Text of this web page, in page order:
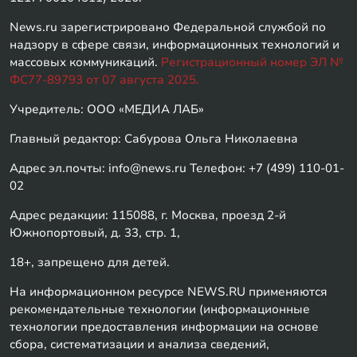
News.ru зарегистрировано Федеральной службой по
надзору в сфере связи, информационных технологий и
массовых коммуникаций. Регистрационный номер ЭЛ №
ФС77-89793 от 07 августа 2025.
Учредитель: ООО «МЕДИА ЛАБ»
Главный редактор: Сабурова Ольга Николаевна
Адрес эл.почты: info@news.ru Телефон: +7 (499) 110-01-
02
Адрес редакции: 115088, г. Москва, проезд 2-й
Южнопортовый, д. 33, стр. 1,
18+, запрещено для детей.
На информационном ресурсе NEWS.RU применяются
рекомендательные технологии (информационные
технологии предоставления информации на основе
сбора, систематизации и анализа сведений,